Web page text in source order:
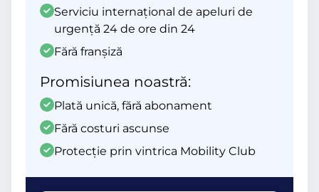
Serviciu internațional de apeluri de
urgență 24 de ore din 24
Fără franșiză
Promisiunea noastră:
Plată unică, fără abonament
Fără costuri ascunse
Protecție prin vintrica Mobility Club